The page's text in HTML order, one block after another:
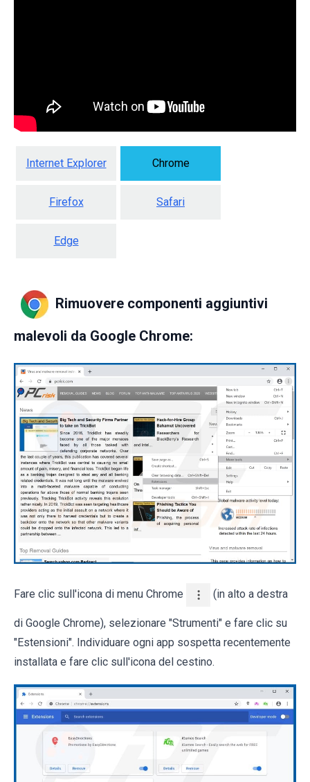
Internet Explorer Chrome
Firefox Safari
Edge
Rimuovere componenti aggiuntivi
malevoli da Google Chrome:
Fare clic sull'icona di menu Chrome (in alto a destra
di Google Chrome), selezionare "Strumenti" e fare clic su
"Estensioni". Individuare ogni app sospetta recentemente
installata e fare clic sull'icona del cestino.